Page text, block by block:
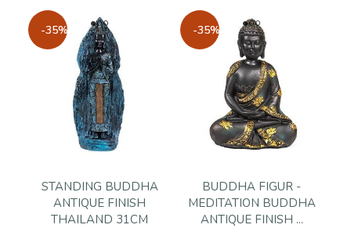
-35%
STANDING BUDDHA
ANTIQUE FINISH
THAILAND 31CM
-35%
BUDDHA FIGUR -
MEDITATION BUDDHA
ANTIQUE FINISH ...